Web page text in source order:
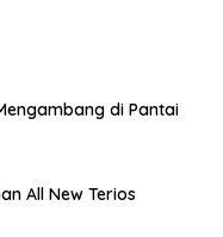
di Pantai
All New Terios